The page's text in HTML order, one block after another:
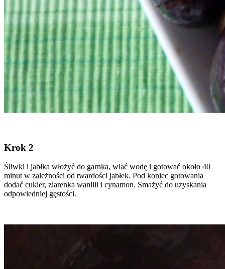
Krok 2
Śliwki i jabłka włożyć do garnka, wlać wodę i gotować około 40
minut w zależności od twardości jabłek. Pod koniec gotowania
dodać cukier, ziarenka wanilii i cynamon. Smażyć do uzyskania
odpowiedniej gęstości.